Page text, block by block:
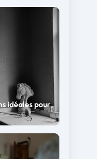
idéales pour